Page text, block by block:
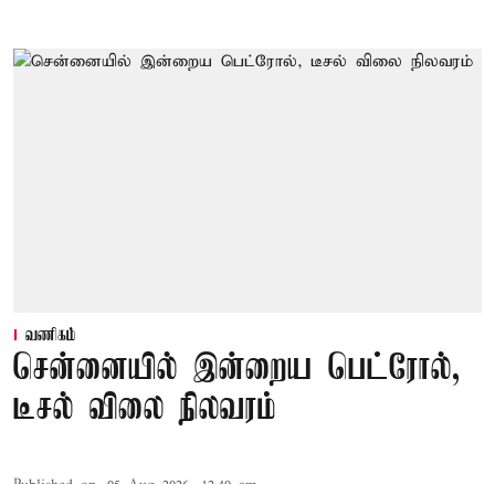
வணிகம்
சென்னையில் இன்றைய பெட்ரோல்,
டீசல் விலை நிலவரம்